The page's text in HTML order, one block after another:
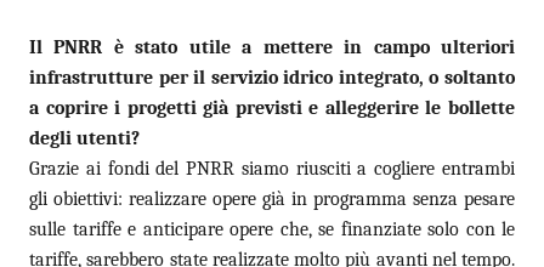
Il PNRR è stato utile a mettere in campo ulteriori
infrastrutture per il servizio idrico integrato, o soltanto
a coprire i progetti già previsti e alleggerire le bollette
degli utenti?
Grazie ai fondi del PNRR siamo riusciti a cogliere entrambi
gli obiettivi: realizzare opere già in programma senza pesare
sulle tariffe e anticipare opere che, se finanziate solo con le
tariffe, sarebbero state realizzate molto più avanti nel tempo.